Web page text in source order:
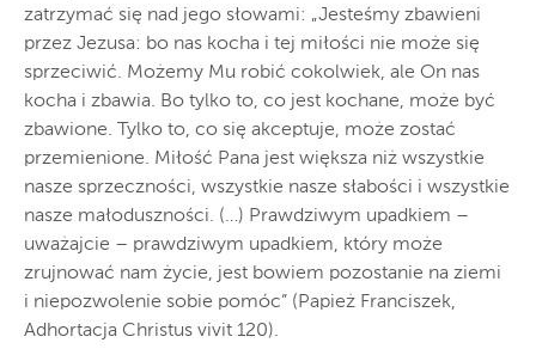
zatrzymać się nad jego słowami: „Jesteśmy zbawieni
przez Jezusa: bo nas kocha i tej miłości nie może się
sprzeciwić. Możemy Mu robić cokolwiek, ale On nas
kocha i zbawia. Bo tylko to, co jest kochane, może być
zbawione. Tylko to, co się akceptuje, może zostać
przemienione. Miłość Pana jest większa niż wszystkie
nasze sprzeczności, wszystkie nasze słabości i wszystkie
nasze małoduszności. (…) Prawdziwym upadkiem –
uważajcie – prawdziwym upadkiem, który może
zrujnować nam życie, jest bowiem pozostanie na ziemi
i niepozwolenie sobie pomóc” (Papież Franciszek,
Adhortacja Christus vivit 120).